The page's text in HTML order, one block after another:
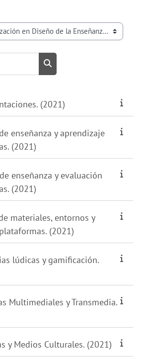
Buscar cursos
(2021)
enseñanza y aprendizaje
(2021)
enseñanza y evaluación
(2021)
materiales, entornos y
(2021)
lúdicas y gamificación.
Multimediales y Transmedia.
y Medios Culturales. (2021)